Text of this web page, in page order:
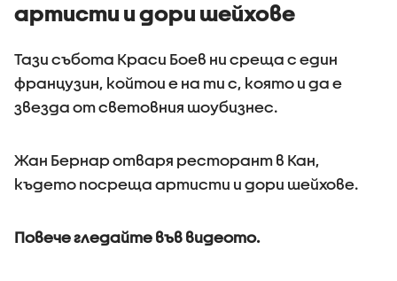
артисти и дори шейхове
Тази събота Краси Боев ни среща с един
французин, койтои е на ти с, която и да е
звезда от световния шоубизнес.
Жан Бернар отваря ресторант в Кан,
където посреща артисти и дори шейхове.
Повече гледайте във видеото.